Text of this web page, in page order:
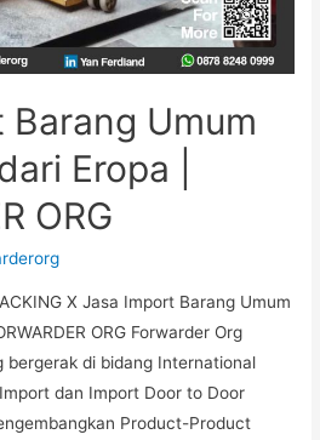
Umum
Eropa |
ORG
X Jasa Import Barang Umum
ORG Forwarder Org
bergerak di bidang International
dan Import Door to Door
Product-Product